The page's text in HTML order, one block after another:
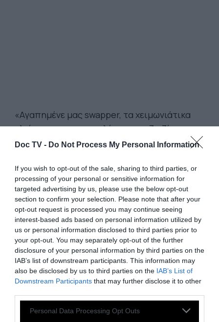
Doc TV - Do Not Process My Personal Information
If you wish to opt-out of the sale, sharing to third parties, or
processing of your personal or sensitive information for
targeted advertising by us, please use the below opt-out
section to confirm your selection. Please note that after your
opt-out request is processed you may continue seeing
interest-based ads based on personal information utilized by
us or personal information disclosed to third parties prior to
your opt-out. You may separately opt-out of the further
disclosure of your personal information by third parties on the
IAB’s list of downstream participants. This information may
also be disclosed by us to third parties on the IAB’s List of
Downstream Participants that may further disclose it to other
Personal Data Processing Opt Outs
«Aγαπημένε μας swapper, τα χειμωνιάτικα
κλείστηκαν στις ντουλάπες, τα τζιτζίκια
βγήκαν, και οι παραλίες μάς περιμένουν!
προσκαλούμε σε ακόμη ένα…
Θα έχει πολύχρωμες νοστιμιές και κους-κους
στο πεζούλι, ηλεκτρισμένες νότες από τον Dj
Bad Spencer και εθελοντές-διαμάντια από τη
GloVo.
Φέρνεις τη γνωστή σακούλα με ρούχα,
παπούτσια και αξεσουάρ που δε φοράς πια,
καθαρά και σε καλή κατάσταση (όχι τα
άπλυτα του πρώην σου, παρακαλούμε, αλλά